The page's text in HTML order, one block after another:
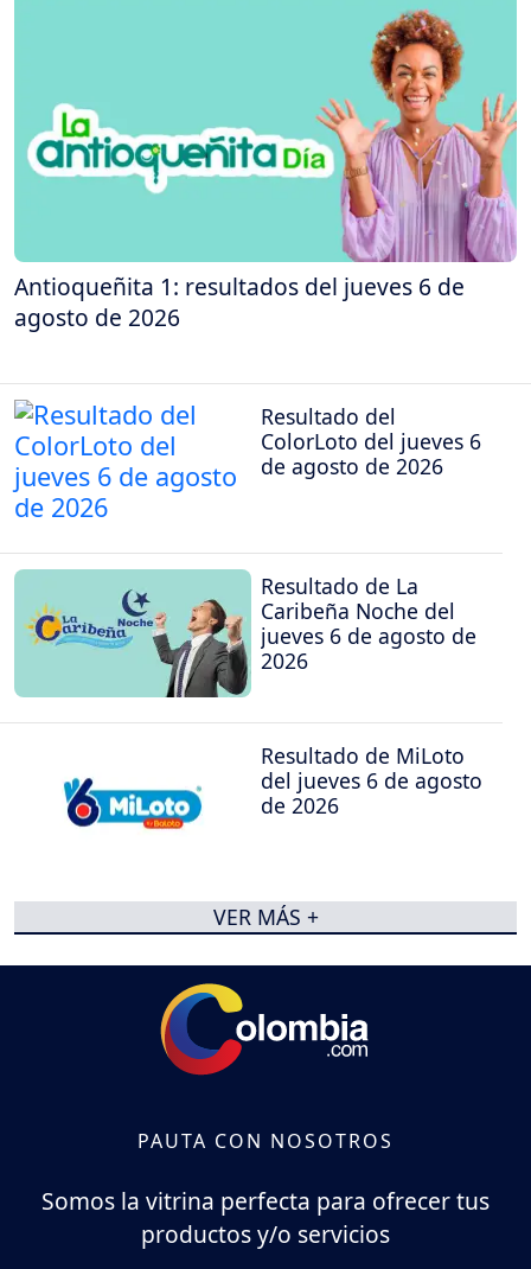
Antioqueñita 1: resultados del jueves 6 de
agosto de 2026
Resultado del
ColorLoto del jueves 6
de agosto de 2026
Resultado de La
Caribeña Noche del
jueves 6 de agosto de
2026
Resultado de MiLoto
del jueves 6 de agosto
de 2026
VER MÁS +
PAUTA CON NOSOTROS
Somos la vitrina perfecta para ofrecer tus
productos y/o servicios